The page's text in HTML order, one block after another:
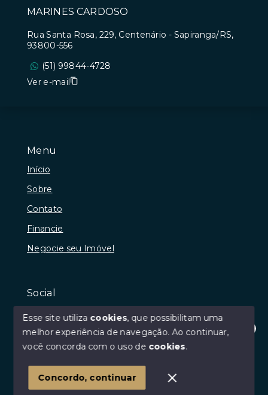
Olá! Estamos disponíveis para te ajudar.
Menu
Início
Sobre
Contato
Financie
Negocie seu Imóvel
Social
Facebook
Youtube
MARINES CARDOSO
Rua Santa Rosa, 229, Centenário - Sapiranga/RS,
93800-556
(51) 99844-4728
Ver e-mail
Esse site utiliza cookies, que possibilitam uma
melhor experiência de navegação.Ao continuar,
você concorda com o uso de cookies.
Concordo, continuar